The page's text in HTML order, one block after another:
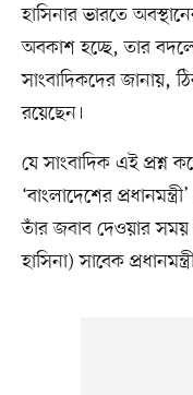
হাসিনার ভারতে
অবকাশ হচ্ছে, তার বদলে
সাংবাদিকদের জানায়,
রয়েছেন।
যে সাংবাদিক এই প্রশ্ন
‘বাংলাদেশের
তাঁর জবাব দেওয়ার সময়
হাসিনা) সাবেক